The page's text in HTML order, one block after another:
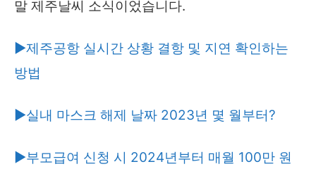
말 제주날씨 소식이었습니다.
▶제주공항 실시간 상황 결항 및 지연 확인하는
방법
▶실내 마스크 해제 날짜 2023년 몇 월부터?
▶부모급여 신청 시 2024년부터 매월 100만 원